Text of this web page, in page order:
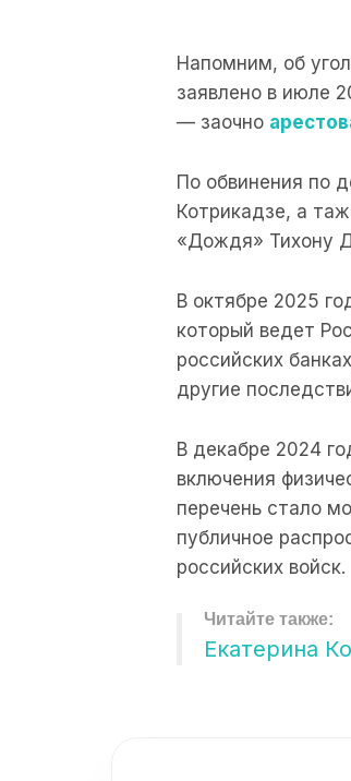
Напомним, об
заявлено в июле
— заочно
По обвинения по
Котрикадзе, а
«Дождя» Тихону
В октябре 2025
который ведет
российских
другие
В декабре 2024
включения
перечень стало
публичное
российских войск.
Екатерина